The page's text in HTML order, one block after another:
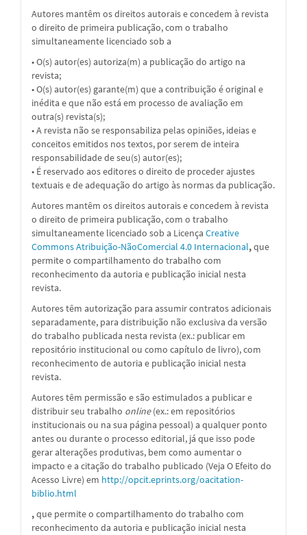
Autores mantêm os direitos autorais e concedem à revista
o direito de primeira publicação, com o trabalho
simultaneamente licenciado sob a
• O(s) autor(es) autoriza(m) a publicação do artigo na
revista;
• O(s) autor(es) garante(m) que a contribuição é original e
inédita e que não está em processo de avaliação em
outra(s) revista(s);
• A revista não se responsabiliza pelas opiniões, ideias e
conceitos emitidos nos textos, por serem de inteira
responsabilidade de seu(s) autor(es);
• É reservado aos editores o direito de proceder ajustes
textuais e de adequação do artigo às normas da publicação.
Autores mantêm os direitos autorais e concedem à revista
o direito de primeira publicação, com o trabalho
simultaneamente licenciado sob a Licença Creative
Commons Atribuição-NãoComercial 4.0 Internacional,que
permite o compartilhamento do trabalho com
reconhecimento da autoria e publicação inicial nesta
revista.
Autores têm autorização para assumir contratos adicionais
separadamente, para distribuição não exclusiva da versão
do trabalho publicada nesta revista (ex.: publicar em
repositório institucional ou como capítulo de livro), com
reconhecimento de autoria e publicação inicial nesta
revista.
Autores têm permissão e são estimulados a publicar e
distribuir seu trabalho online(ex.: em repositórios
institucionais ou na sua página pessoal) a qualquer ponto
antes ou durante o processo editorial, já que isso pode
gerar alterações produtivas, bem como aumentar o
impacto e a citação do trabalho publicado (Veja O Efeito do
Acesso Livre) em http://opcit.eprints.org/oacitation-
biblio.html
,que permite o compartilhamento do trabalho com
reconhecimento da autoria e publicação inicial nesta